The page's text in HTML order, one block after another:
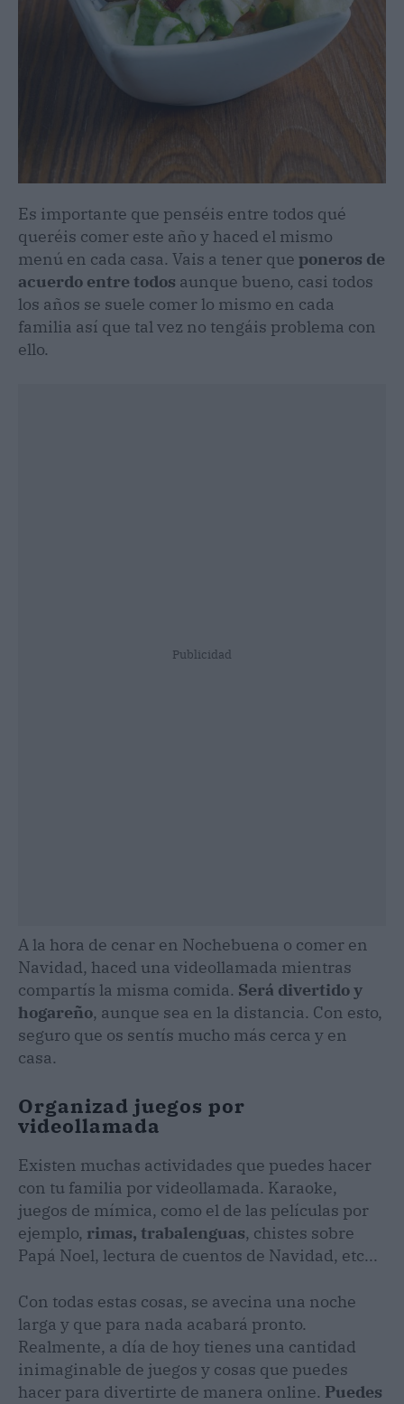
Es importante que penséis entre todos qué
queréis comer este año y haced el mismo
menú en cada casa. Vais a tener que poneros de
acuerdo entre todos aunque bueno, casi todos
los años se suele comer lo mismo en cada
familia así que tal vez no tengáis problema con
ello.
Publicidad
A la hora de cenar en Nochebuena o comer en
Navidad, haced una videollamada mientras
compartís la misma comida. Será divertido y
hogareño, aunque sea en la distancia. Con esto,
seguro que os sentís mucho más cerca y en
casa.
Organizad juegos por
videollamada
Existen muchas actividades que puedes hacer
con tu familia por videollamada. Karaoke,
juegos de mímica, como el de las películas por
ejemplo, rimas, trabalenguas, chistes sobre
Papá Noel, lectura de cuentos de Navidad, etc...
Con todas estas cosas, se avecina una noche
larga y que para nada acabará pronto.
Realmente, a día de hoy tienes una cantidad
inimaginable de juegos y cosas que puedes
hacer para divertirte de manera online. Puedes